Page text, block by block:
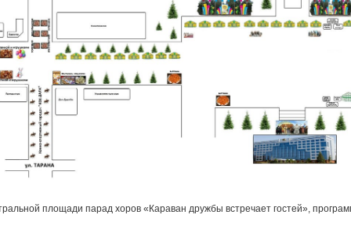
площади парад хоров «Караван дружбы встречает гостей»,